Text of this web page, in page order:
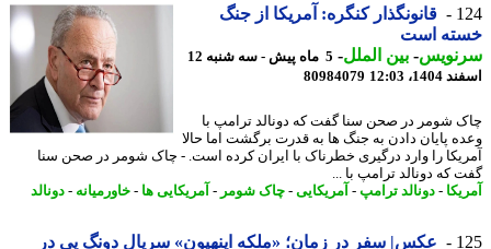
قانونگذار کنگره: آمریکا از جنگ
است
-بین الملل-
5 ماه پیش - سه شنبه 12
12:03
80984079
شومر در صحن سنا گفت که دونالد ترامپ با
پایان دادن به جنگ ها به قدرت برگشت اما حالا
را وارد درگیری خطرناک با ایران کرده است. - چاک شومر در صحن سنا
که دونالد ترامپ با ...
- دونالد ترامپ -آمریکایی-چاک شومر-آمریکایی ها- خاورمیانه-دونالد
عکس| سفر در زمان؛ «ملکه اینهیون» سریال دونگ یی در